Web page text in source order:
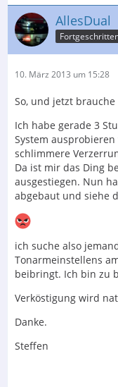
AllesDual
10. März 2013 um 15:28
So, und jetzt
Ich habe gerade 3
System
schlimmere
Da ist mir das Ding
ausgestiegen. Nun
abgebaut und siehe
ich suche also
Tonarmeinstellens
beibringt. Ich bin zu
Verköstigung wird
Danke.
Steffen